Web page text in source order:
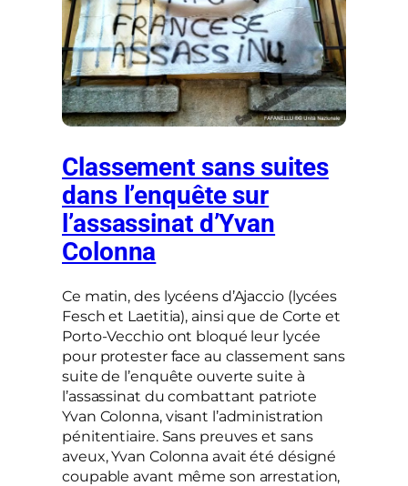
Classement sans suites
dans l’enquête sur
l’assassinat d’Yvan
Colonna
Ce matin, des lycéens d’Ajaccio (lycées
Fesch et Laetitia), ainsi que de Corte et
Porto-Vecchio ont bloqué leur lycée
pour protester face au classement sans
suite de l’enquête ouverte suite à
l’assassinat du combattant patriote
Yvan Colonna, visant l’administration
pénitentiaire. Sans preuves et sans
aveux, Yvan Colonna avait été désigné
coupable avant même son arrestation,